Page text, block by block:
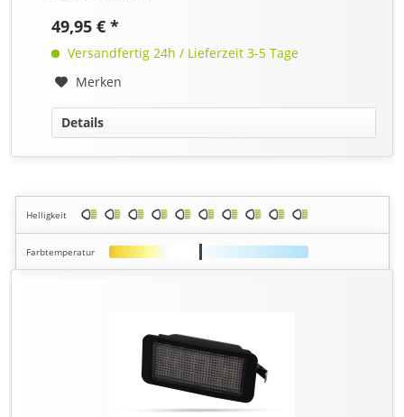
49,95 € *
Versandfertig 24h / Lieferzeit 3-5 Tage
Merken
Details
Helligkeit
Farbtemperatur